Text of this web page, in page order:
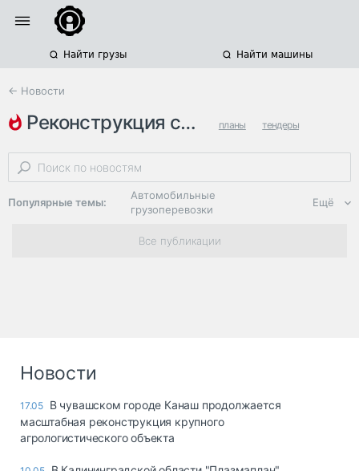
Найти грузы Найти машины
← Новости
реконструкция складов планы тендеры
производство
Популярные темы:
Автомобильные
грузоперевозки
Региональная
логистика
опасные грузы
Безопасность и
Ещё
Все публикации
Новости
17.05 В чувашском городе Канаш продолжается
масштабная реконструкция крупного
агрологистического объекта